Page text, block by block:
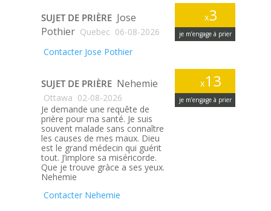
x3
je m’engage à prier
SUJET DE PRIÈRE Jose
Pothier Quebec 06-08-2026
Contacter Jose Pothier
x13
je m’engage à prier
SUJET DE PRIÈRE Nehemie
Ottawa 02-08-2026
Je demande une requête de
prière pour ma santé. Je suis
souvent malade sans connaître
les causes de mes maux. Dieu
est le grand médecin qui guérit
tout. J’implore sa miséricorde.
Que je trouve gràce a ses yeux.
Nehemie
Contacter Nehemie